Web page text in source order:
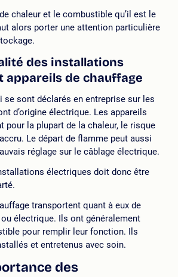
chaleur et le combustible qu’il est le
alors porter une attention particulière
des installations
appareils de chauffage
sont déclarés en entreprise sur les
d’origine électrique. Les appareils
pour la plupart de la chaleur, le risque
Le départ de flamme peut aussi
réglage sur le câblage électrique.
électriques doit donc être
transportent quant à eux de
ou électrique. Ils ont généralement
pour remplir leur fonction. Ils
et entretenus avec soin.
des